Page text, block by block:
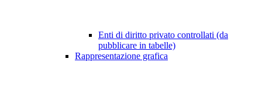
Enti di diritto privato controllati (da
pubblicare in tabelle)
Rappresentazione grafica